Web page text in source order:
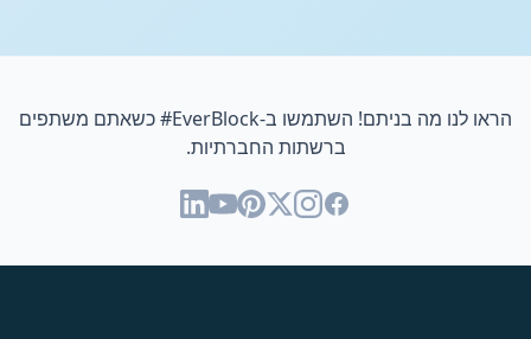
הראו לנו מה בניתם! השתמשו ב-#EverBlockכשאתם משתפים
ברשתות החברתיות.